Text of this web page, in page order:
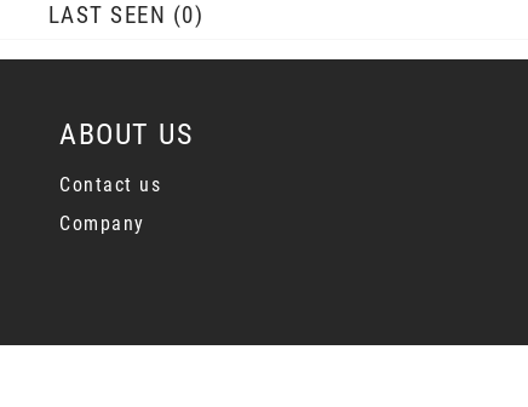
LAST SEEN 0
ABOUT US
Contact us
Company